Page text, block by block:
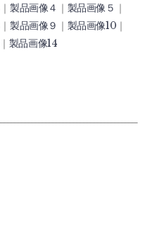
｜製品画像４ ｜ 製品画像５ ｜
｜製品画像９ ｜ 製品画像10 ｜
｜ 製品画像14